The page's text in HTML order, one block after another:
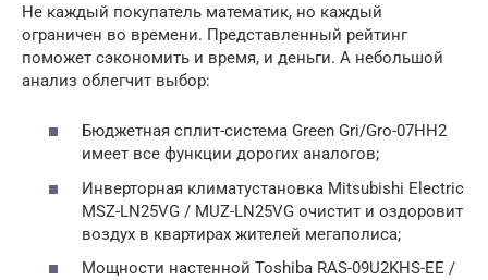
Не каждый покупатель математик, но каждый
ограничен во времени. Представленный рейтинг
поможет сэкономить и время, и деньги. А небольшой
анализ облегчит выбор:
Бюджетная сплит-система Green Gri/Gro-07HH2
имеет все функции дорогих аналогов;
Инверторная климатустановка Mitsubishi Electric
MSZ-LN25VG / MUZ-LN25VG очистит и оздоровит
воздух в квартирах жителей мегаполиса;
Мощности настенной Toshiba RAS-09U2KHS-EE /